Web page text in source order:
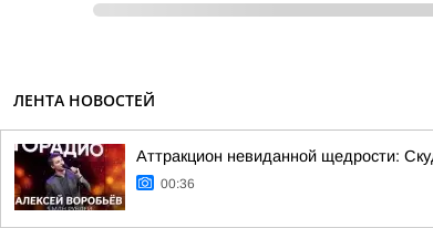
ЛЕНТА НОВОСТЕЙ
Аттракцион невиданной щедрости:
00:36